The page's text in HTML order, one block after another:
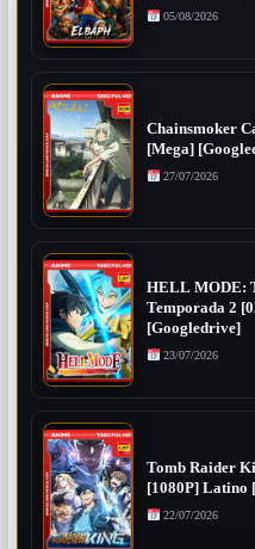
05/08/2026
Chainsmoker Cat [4/?] HD
[Mega]
27/07/2026
HELL MODE:
Temporada 2
[Googledrive]
23/07/2026
Tomb Raider
[1080P] Latino
22/07/2026